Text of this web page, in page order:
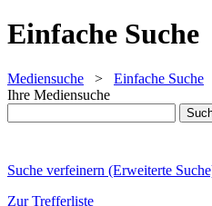
Einfache Suche
Mediensuche > Einfache Suche
Ihre Mediensuche
Suche verfeinern (Erweiterte
Zur Trefferliste